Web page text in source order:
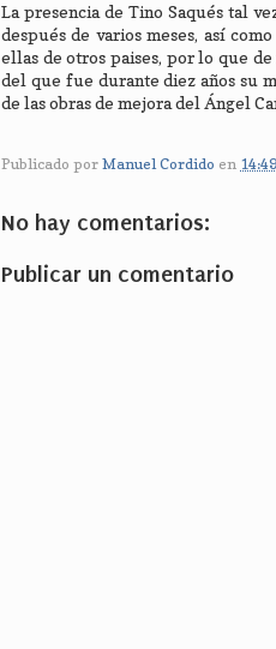
La presencia de Tino Saqués tal
después de varios meses, así
ellas de otros paises, por lo que
del que fue durante diez años su
de las obras de mejora del Ángel
Publicado por Manuel Cordido en 14:49
No hay comentarios:
Publicar un comentario